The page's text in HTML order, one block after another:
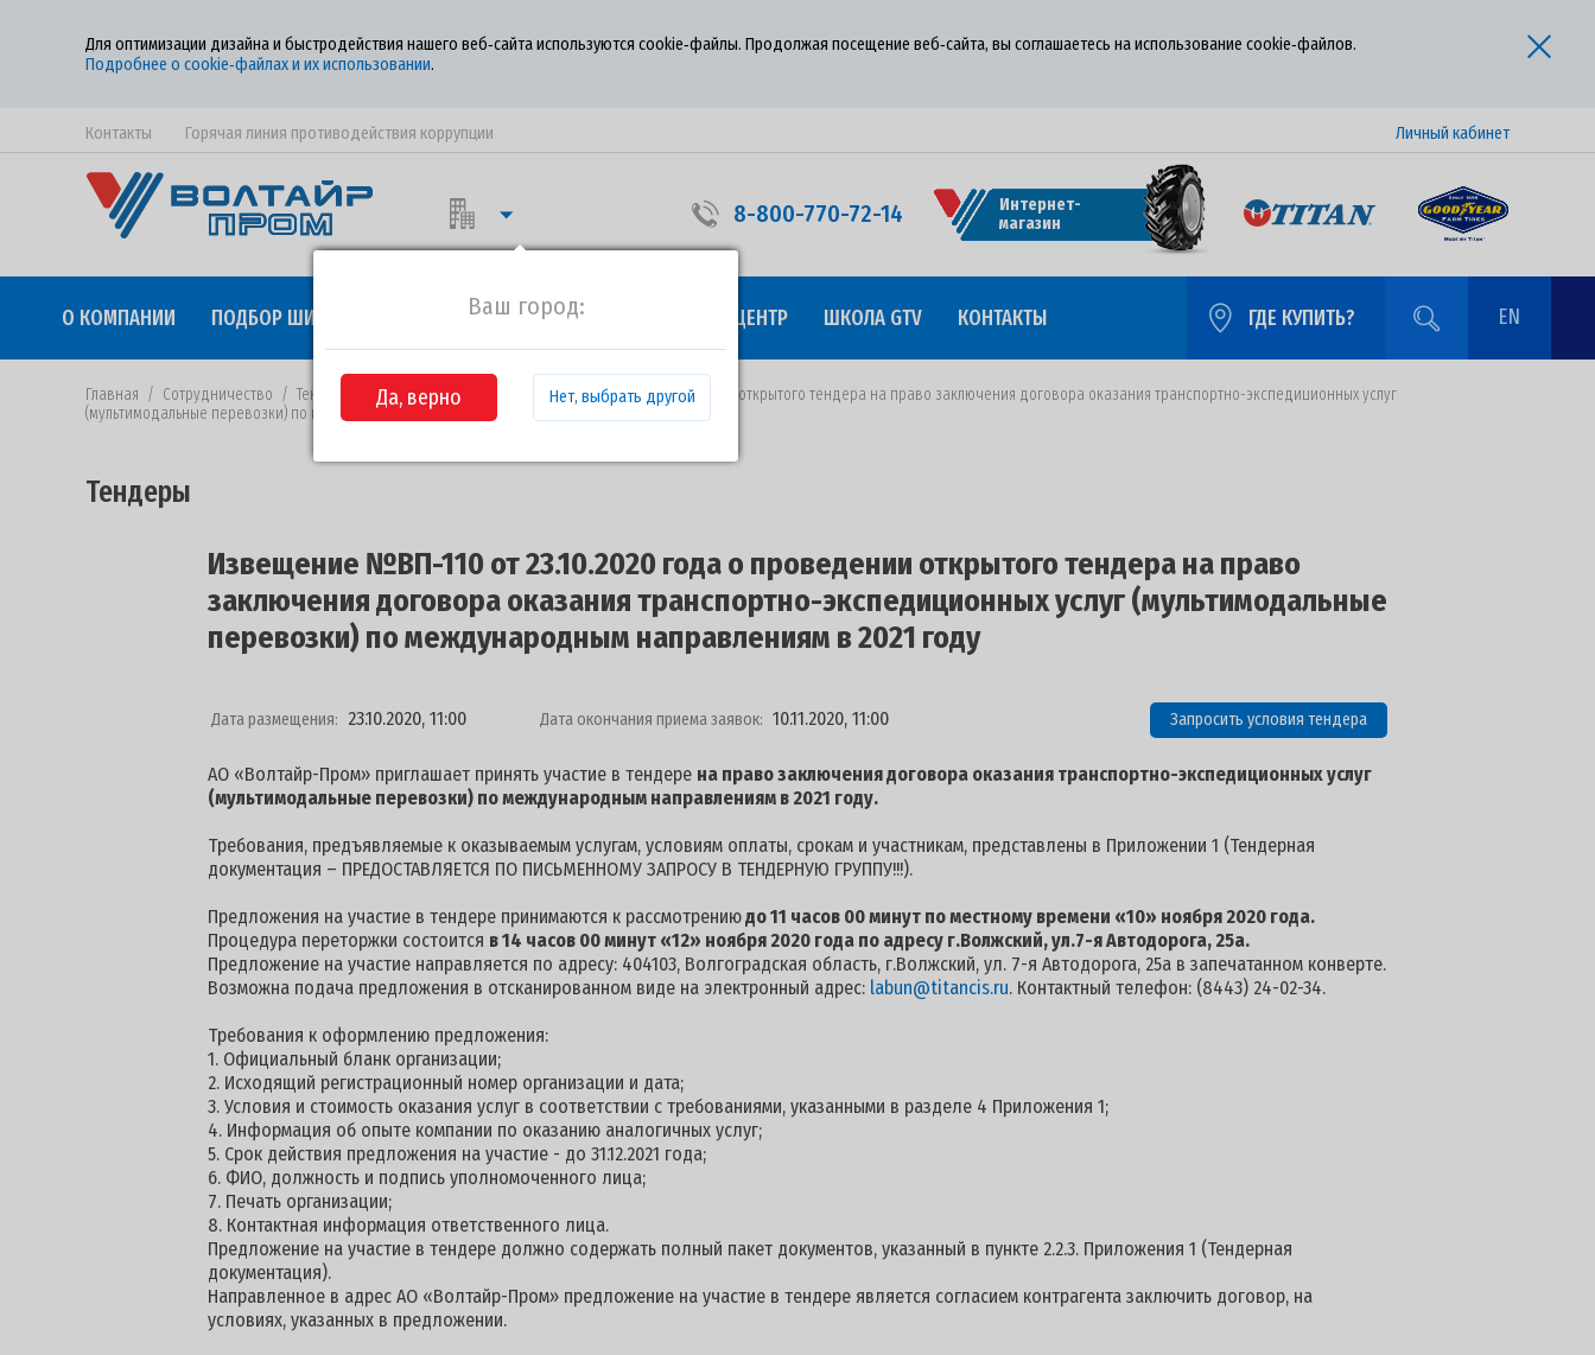
Для оптимизации дизайна и быстродействия нашего веб‑сайта используются cookie‑файлы. Продолжая посещение веб‑сайта, вы соглашаетесь на использование cookie‑файлов.
Подробнее о cookie‑файлах и их использовании.
Контакты Горячая линия противодействия коррупции Личный кабинет
Ваш город:
Да, верно Нет, выбрать другой
8-800-770-72-14
Интернет-
магазин
О КОМПАНИИ ПОДБОР ШИН СОТРУДНИЧЕСТВО ПРЕСС-ЦЕНТР ШКОЛА GTV КОНТАКТЫ ГДЕ КУПИТЬ? EN
Главная / Сотрудничество / Тендеры
Извещение №ВП-110 от 23.10.2020 года о проведении открытого тендера на право заключения договора оказания транспортно-экспедиционных услуг
(мультимодальные перевозки) по международным направлениям в 2021 году
Тендеры
Извещение №ВП-110 от 23.10.2020 года о проведении открытого тендера на право
заключения договора оказания транспортно-экспедиционных услуг (мультимодальные
перевозки) по международным направлениям в 2021 году
Дата размещения: 23.10.2020, 11:00 Дата окончания приема заявок: 10.11.2020, 11:00 Запросить условия тендера
АО «Волтайр-Пром» приглашает принять участие в тендере на право заключения договора оказания транспортно-экспедиционных услуг
(мультимодальные перевозки) по международным направлениям в 2021 году.
Требования, предъявляемые к оказываемым услугам, условиям оплаты, срокам и участникам, представлены в Приложении 1 (Тендерная
документация – ПРЕДОСТАВЛЯЕТСЯ ПО ПИСЬМЕННОМУ ЗАПРОСУ В ТЕНДЕРНУЮ ГРУППУ!!!).
Предложения на участие в тендере принимаются к рассмотрениюдо 11 часов 00 минут по местному времени «10» ноября 2020 года.
Процедура переторжки состоится в14 часов 00 минут «12» ноября 2020 года по адресу г.Волжский, ул.7-я Автодорога, 25а.
Предложение на участие направляется по адресу: 404103, Волгоградская область, г.Волжский, ул. 7-я Автодорога, 25а в запечатанном конверте.
Возможна подача предложения в отсканированном виде на электронный адрес: labun@titancis.ru. Контактный телефон: (8443) 24-02-34.
Требования к оформлению предложения:
1. Официальный бланк организации;
2. Исходящий регистрационный номер организации и дата;
3. Условия и стоимость оказания услуг в соответствии с требованиями, указанными в разделе 4 Приложения 1;
4. Информация об опыте компании по оказанию аналогичных услуг;
5. Срок действия предложения на участие - до 31.12.2021 года;
6. ФИО, должность и подпись уполномоченного лица;
7. Печать организации;
8. Контактная информация ответственного лица.
Предложение на участие в тендере должно содержать полный пакет документов, указанный в пункте 2.2.3. Приложения 1 (Тендерная
документация).
Направленное в адрес АО «Волтайр-Пром» предложение на участие в тендере является согласием контрагента заключить договор, на
условиях, указанных в предложении.